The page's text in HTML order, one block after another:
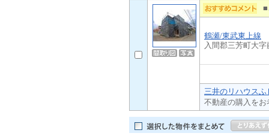
■
鶴瀬/東武東上線
入間郡三芳町大字
三井のリハウス
不動産の購入を